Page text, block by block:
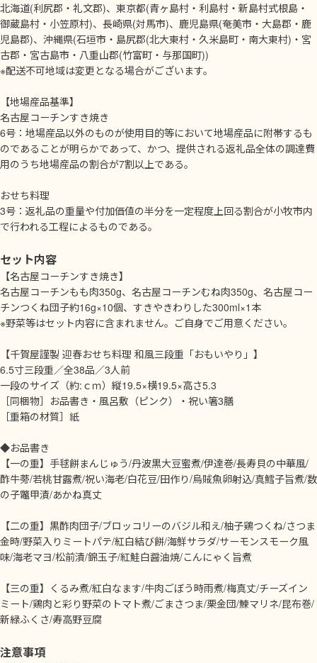
北海道(利尻郡・礼文郡)、東京都(青ヶ島村・利島村・新島村式根島・
御蔵島村・小笠原村)、長崎県(対馬市)、鹿児島県(奄美市・大島郡・鹿
児島郡)、沖縄県(石垣市・島尻郡(北大東村・久米島町・南大東村)・宮
古郡・宮古島市・八重山郡(竹富町・与那国町))
※配送不可地域は変更となる場合がございます。
【地場産品基準】
名古屋コーチンすき焼き
6号：地場産品以外のものが使用目的等において地場産品に附帯するも
のであることが明らかであって、かつ、提供される返礼品全体の調達費
用のうち地場産品の割合が7割以上である。
おせち料理
3号：返礼品の重量や付加価値の半分を一定程度上回る割合が小牧市内
で行われる工程によるものである。
セット内容
【名古屋コーチンすき焼き】
名古屋コーチンもも肉350g、名古屋コーチンむね肉350g、名古屋コー
チンつくね団子約16g×10個、すきやきわりした300ml×1本
※野菜等はセット内容に含まれません。ご自身でご用意ください。
【千賀屋謹製 迎春おせち料理 和風三段重「おもいやり」】
6.5寸三段重／全38品／3人前
一段のサイズ（約:ｃｍ）縦19.5×横19.5×高さ5.3
［同梱物］お品書き・風呂敷（ピンク）・祝い箸3膳
［重箱の材質］紙
◆お品書き
【一の重】手毬餅まんじゅう/丹波黒大豆蜜煮/伊達巻/長寿貝の中華風/
酢牛蒡/若桃甘露煮/祝い海老/白花豆/田作り/烏賊魚卵射込/真鱈子旨煮/数
の子鼈甲漬/あかね真丈
【二の重】黒酢肉団子/ブロッコリーのバジル和え/柚子鶏つくね/さつま
金時/野菜入りミートパテ/紅白結び餅/海鮮サラダ/サーモンスモーク風
味/海老マヨ/松前漬/錦玉子/紅鮭白醤油焼/こんにゃく旨煮
【三の重】くるみ煮/紅白なます/牛肉ごぼう時雨煮/梅真丈/チーズイン
ミート/鶏肉と彩り野菜のトマト煮/ごまさつま/栗金団/鰊マリネ/昆布巻/
新緑ふくさ/寿高野豆腐
注意事項